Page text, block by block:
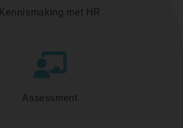
Kennismaking met HR
Assessment